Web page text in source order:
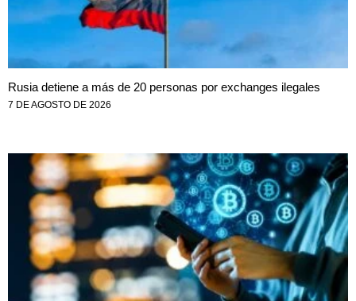
Rusia detiene a más de 20 personas por exchanges ilegales
7 DE AGOSTO DE 2026